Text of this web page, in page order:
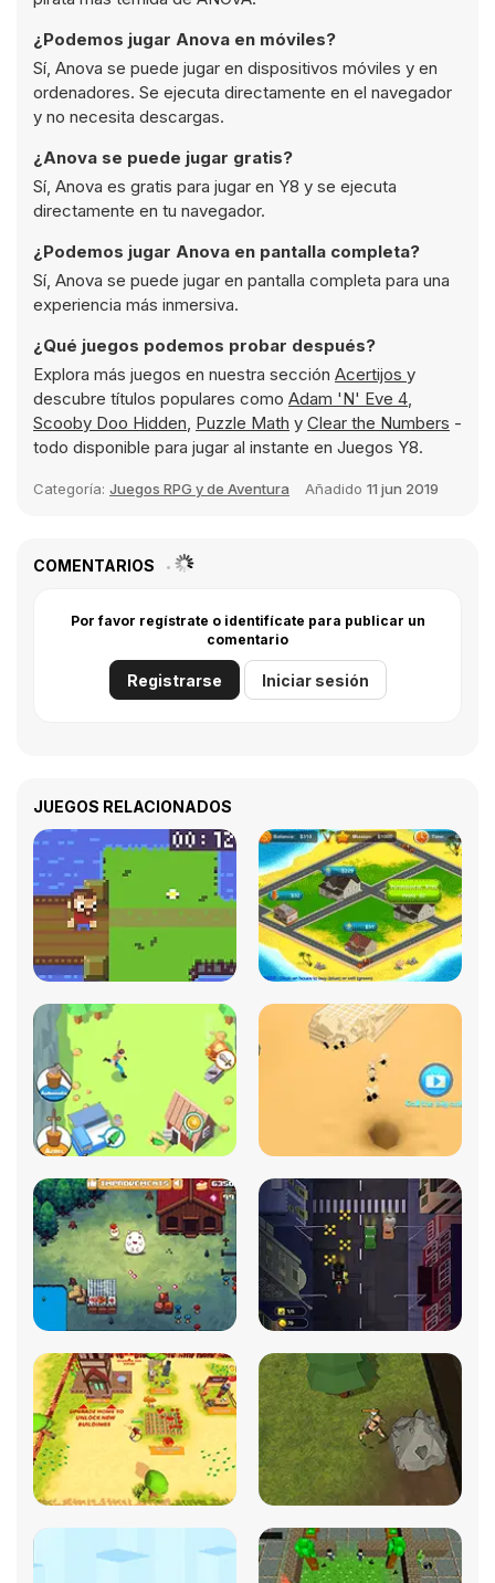
¿Podemos jugar Anova en móviles?
Sí, Anova se puede jugar en dispositivos móviles y en
ordenadores. Se ejecuta directamente en el navegador
y no necesita descargas.
¿Anova se puede jugar gratis?
Sí, Anova es gratis para jugar en Y8 y se ejecuta
directamente en tu navegador.
¿Podemos jugar Anova en pantalla completa?
Sí, Anova se puede jugar en pantalla completa para una
experiencia más inmersiva.
¿Qué juegos podemos probar después?
Explora más juegos en nuestra sección Acertijos y
descubre títulos populares como Adam 'N' Eve 4,
Scooby Doo Hidden, Puzzle Math y Clear the Numbers -
todo disponible para jugar al instante en Juegos Y8.
Categoría: Juegos RPG y de Aventura Añadido 11 jun 2019
COMENTARIOS
Por favor regístrate o identifícate para publicar un
comentario
Registrarse Iniciar sesión
JUEGOS RELACIONADOS